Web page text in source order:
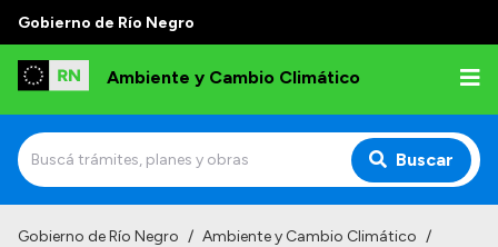
Gobierno de Río Negro
Ambiente y Cambio Climático
Buscar
Gobierno de Río Negro / Ambiente y Cambio Climático /